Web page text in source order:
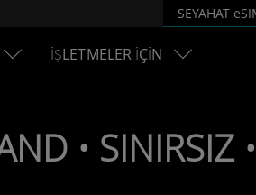
SEYAHAT
İŞLETMELER İÇİN
•